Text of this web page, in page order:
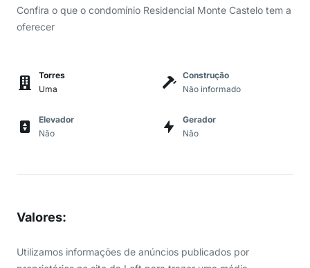
Confira o que o condomínio Residencial Monte Castelo tem a
oferecer
Torres
Uma
Construção
Não informado
Elevador
Não
Gerador
Não
Valores:
Utilizamos informações de anúncios publicados por